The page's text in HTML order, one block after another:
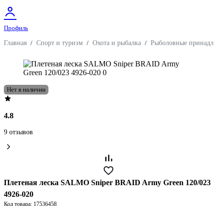
Профиль
Главная / Спорт и туризм / Охота и рыбалка / Рыболовные
Нет в наличии
4.8
9 отзывов
Плетеная леска SALMO Sniper BRAID Army Green 120/023
4926-020
Код товара: 17536458